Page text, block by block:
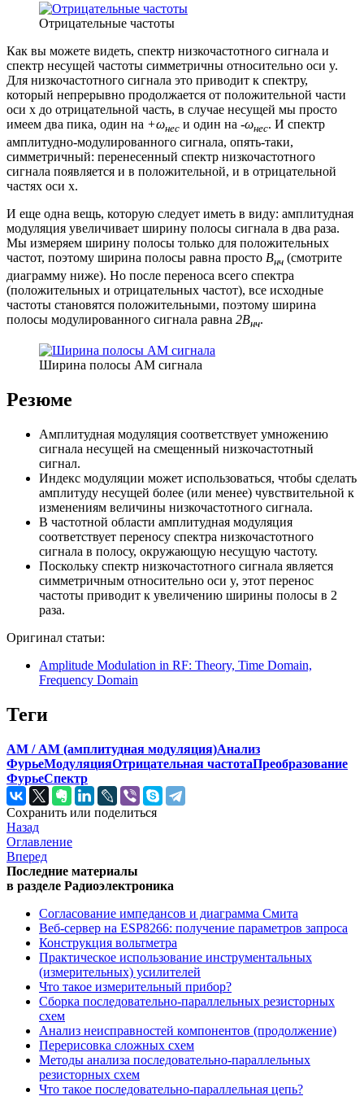
Отрицательные частоты
Как вы можете видеть, спектр низкочастотного сигнала и
спектр несущей частоты симметричны относительно оси y.
Для низкочастотного сигнала это приводит к спектру,
который непрерывно продолжается от положительной части
оси x до отрицательной часть, в случае несущей мы просто
имеем два пика, один на +ωнес и один на -ωнес. И спектр
амплитудно-модулированного сигнала, опять-таки,
симметричный: перенесенный спектр низкочастотного
сигнала появляется и в положительной, и в отрицательной
частях оси x.
И еще одна вещь, которую следует иметь в виду: амплитудная
модуляция увеличивает ширину полосы сигнала в два раза.
Мы измеряем ширину полосы только для положительных
частот, поэтому ширина полосы равна просто Bнч (смотрите
диаграмму ниже). Но после переноса всего спектра
(положительных и отрицательных частот), все исходные
частоты становятся положительными, поэтому ширина
полосы модулированного сигнала равна 2Bнч.
Ширина полосы АМ сигнала
Резюме
Амплитудная модуляция соответствует умножению
сигнала несущей на смещенный низкочастотный
сигнал.
Индекс модуляции может использоваться, чтобы сделать
амплитуду несущей более (или менее) чувствительной к
изменениям величины низкочастотного сигнала.
В частотной области амплитудная модуляция
соответствует переносу спектра низкочастотного
сигнала в полосу, окружающую несущую частоту.
Поскольку спектр низкочастотного сигнала является
симметричным относительно оси y, этот перенос
частоты приводит к увеличению ширины полосы в 2
раза.
Оригинал статьи:
Amplitude Modulation in RF: Theory, Time Domain,
Frequency Domain
Теги
AM / АМ (амплитудная модуляция)Анализ
ФурьеМодуляцияОтрицательная частотаПреобразование
ФурьеСпектр
Сохранить или поделиться
Назад
Оглавление
Вперед
Последние материалы
в разделе Радиоэлектроника
Согласование импедансов и диаграмма Смита
Веб-сервер на ESP8266: получение параметров запроса
Конструкция вольтметра
Практическое использование инструментальных
(измерительных) усилителей
Что такое измерительный прибор?
Сборка последовательно-параллельных резисторных
схем
Анализ неисправностей компонентов (продолжение)
Перерисовка сложных схем
Методы анализа последовательно-параллельных
резисторных схем
Что такое последовательно-параллельная цепь?